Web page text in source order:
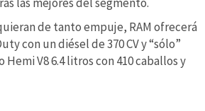
de tanto empuje, RAM ofrecerá
con un diésel de 370 CV y “sólo”
Hemi V8 6.4 litros con 410 caballos y